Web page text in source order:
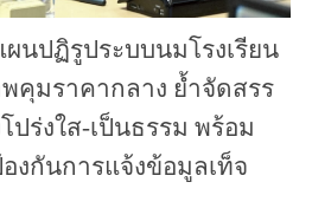
นปฏิรูประบบนมโรงเรียน
มราคากลาง ย้ำจัดสรร
ปร่งใส-เป็นธรรม พร้อม
งกันการแจ้งข้อมูลเท็จ